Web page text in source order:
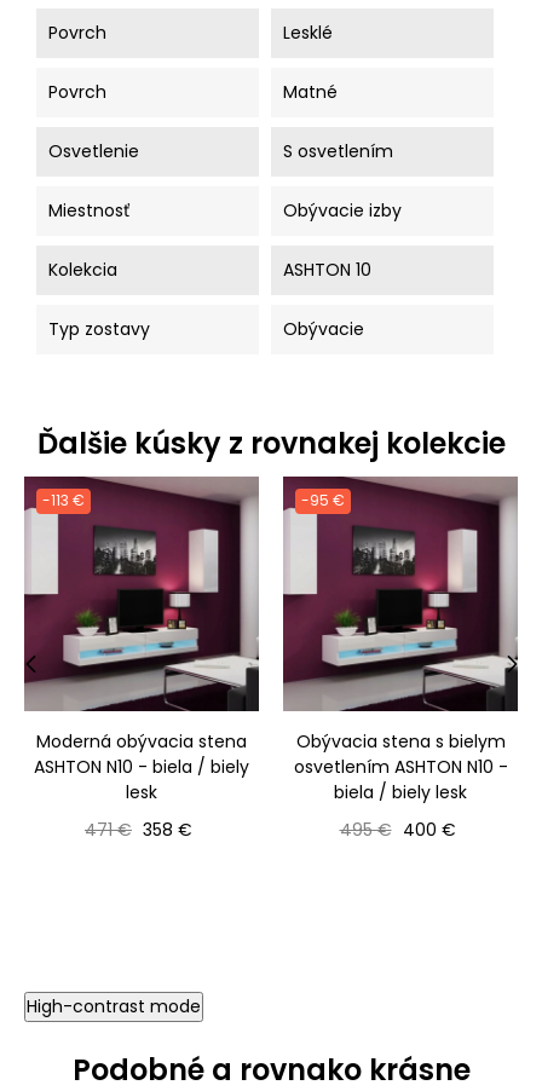
Povrch Lesklé
Povrch Matné
Osvetlenie S osvetlením
Miestnosť Obývacie izby
Kolekcia ASHTON 10
Typ zostavy Obývacie
Ďalšie kúsky z rovnakej kolekcie
-113 €
Moderná obývacia stena
ASHTON N10 - biela / biely
lesk
Bežná cena
471 € Cena
358 €
-95 €
Obývacia stena s bielym
osvetlením ASHTON N10 -
biela / biely lesk
Bežná cena
495 € Cena
400 €
‹ ›
High-contrast mode
Podobné a rovnako krásne